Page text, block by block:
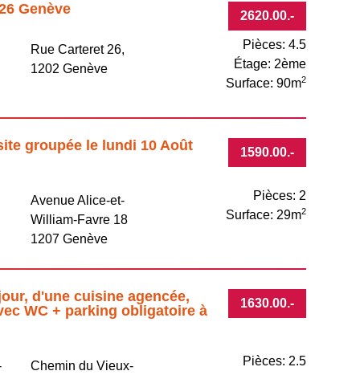
2620.00.-
Genève
Rue Carteret 26,
1202 Genève
Pièces: 4.5
Étage: 2ème
Surface: 90m2
1590.00.-
groupée le lundi 10 Août
Avenue Alice-et-
William-Favre 18
1207 Genève
Pièces: 2
Surface: 29m2
1630.00.-
d'une cuisine agencée,
WC + parking obligatoire à
Chemin du Vieux-
Pièces: 2.5